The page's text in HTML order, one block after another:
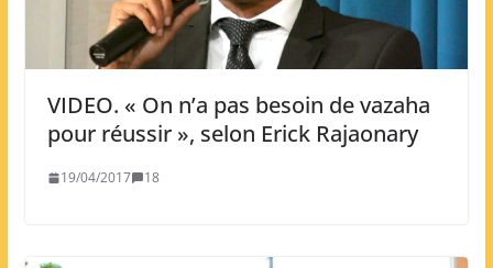
VIDEO. « On n’a pas besoin de vazaha
pour réussir », selon Erick Rajaonary
19/04/2017 18